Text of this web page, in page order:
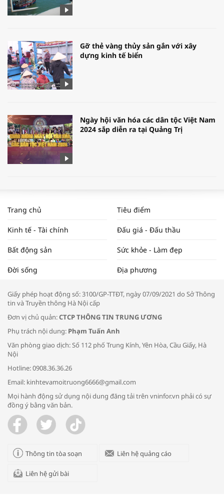
Gỡ thẻ vàng thủy sản gắn với xây
dựng kinh tế biển
Ngày hội văn hóa các dân tộc Việt Nam
2024 sắp diễn ra tại Quảng Trị
WORLDBANK DỰ BÁO KINH TẾ VIỆT
Tọa đàm “Xúc tiến thương mại: Khơi
thông đầu ra cho sản phẩm OCOP”
Bác sĩ tư vấn cách phòng tránh bệnh
đường hô hấp trong thời tiết giao mùa
Trang chủ Tiêu điểm
Kinh tế - Tài chính Đấu giá - Đấu thầu
Bất động sản Sức khỏe - Làm đẹp
Đời sống Địa phương
Giấy phép hoạt động số: 3100/GP-TTĐT, ngày 07/09/2021 do Sở Thông
tin và Truyền thông Hà Nội cấp
Đơn vị chủ quản:CTCP THÔNG TIN TRUNG ƯƠNG
Phụ trách nội dung: Phạm Tuấn Anh
Văn phòng giao dịch: Số 112 phố Trung Kính, Yên Hòa, Cầu Giấy, Hà
Nội
Hotline: 0908.36.36.26
Email: kinhtevamoitruong6666@gmail.com
Mọi hành động sử dụng nội dung đăng tải trên vninfor.vn phải có sự
đồng ý bằng văn bản.
Thông tin tòa soạn Liên hệ quảng cáo
Liên hệ gửi bài